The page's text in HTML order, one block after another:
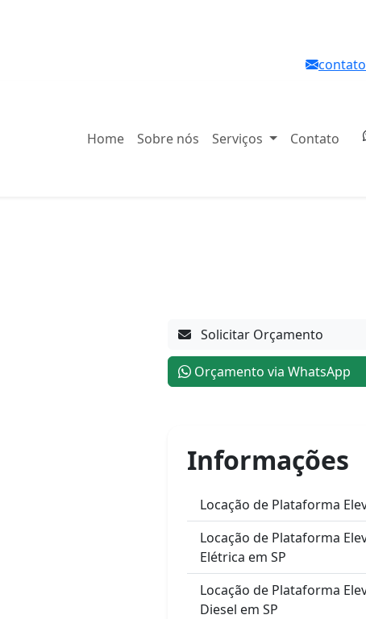
Home Sobre nós Serviços Contato
Solicitar Orçamento
Orçamento via WhatsApp
Informações
Locação de Plataforma
Locação de Plataforma
Elétrica em SP
Locação de Plataforma
Diesel em SP